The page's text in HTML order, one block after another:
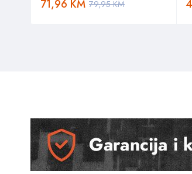
79,95KM
71,96 KM